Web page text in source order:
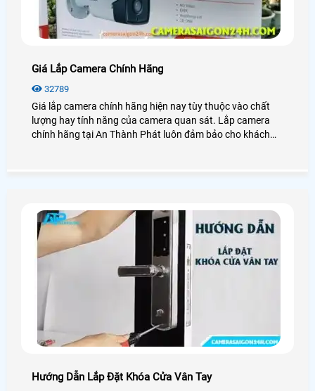
Giá Lắp Camera Chính Hãng
32789
Giá lắp camera chính hãng hiện nay tùy thuộc vào chất
lượng hay tính năng của camera quan sát. Lắp camera
chính hãng tại An Thành Phát luôn đảm bảo cho khách
Hướng Dẫn Lắp Đặt Khóa Cửa Vân Tay